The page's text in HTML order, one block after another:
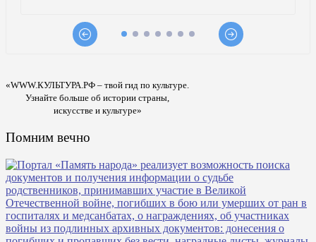
«WWW.КУЛЬТУРА.РФ – твой гид по культуре.
Узнайте больше об истории страны,
искусстве и культуре»
Помним вечно